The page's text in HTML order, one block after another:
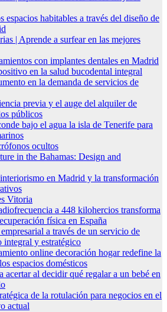
espacios habitables a través del diseño de
| Aprende a surfear en las mejores
con implantes dentales en Madrid
en la salud bucodental integral
en la demanda de servicios de
previa y el auge del alquiler de
públicos
bajo el agua la isla de Tenerife para
ocultos
in the Bahamas: Design and
en Madrid y la transformación
Vitoria
a 448 kilohercios transforma
física en España
a través de un servicio de
integral y estratégico
online decoración hogar redefine la
espacios domésticos
acertar al decidir qué regalar a un bebé en
de la rotulación para negocios en el
actual